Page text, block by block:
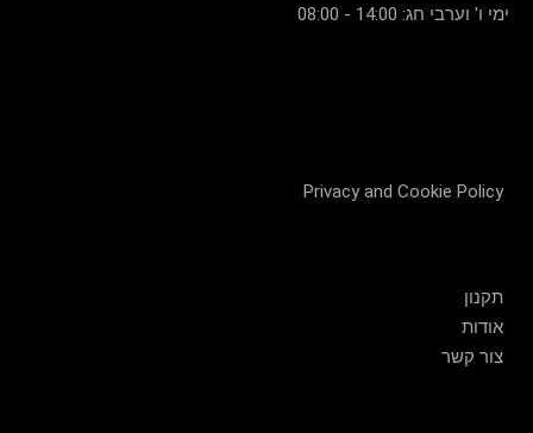
ימי ו' וערבי חג: 14:00 - 08:00
Privacy and Cookie Policy
תקנון
אודות
צור קשר